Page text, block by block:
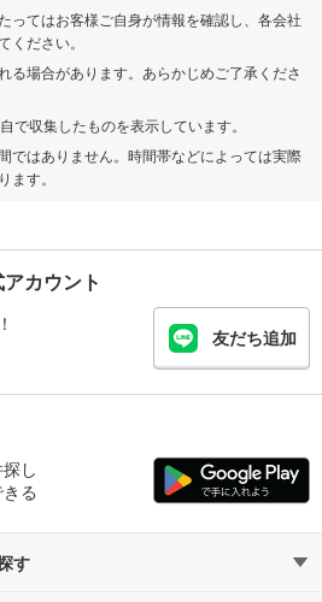
ってはお客様ご自身が情報を確認し、各会社
ください。
る場合があります。あらかじめご了承くださ
で収集したものを表示しています。
ではありません。時間帯などによっては実際
す。
カウント
友だち追加
し
る
す